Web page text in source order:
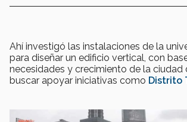
Ahí investigó las instalaciones de la
para diseñar un edificio vertical, con
necesidades y crecimiento de la ciudad
buscar apoyar iniciativas como Distrito